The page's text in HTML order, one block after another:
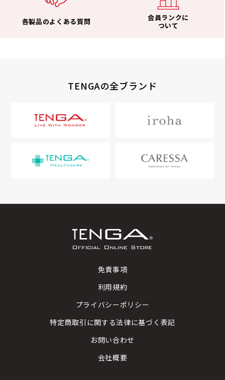
各製品のよくある質問
会員ランクに
ついて
TENGAの全ブランド
免責事項
利用規約
プライバシーポリシー
特定商取引に関する法律に基づく表記
お問い合わせ
会社概要